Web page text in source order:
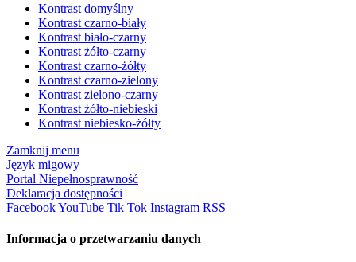
Kontrast domyślny
Kontrast czarno-biały
Kontrast biało-czarny
Kontrast żółto-czarny
Kontrast czarno-żółty
Kontrast czarno-zielony
Kontrast zielono-czarny
Kontrast żółto-niebieski
Kontrast niebiesko-żółty
Zamknij menu
Język migowy
Portal Niepełnosprawność
Deklaracja dostępności
FacebookYouTube Tik Tok Instagram RSS
Informacja o przetwarzaniu danych